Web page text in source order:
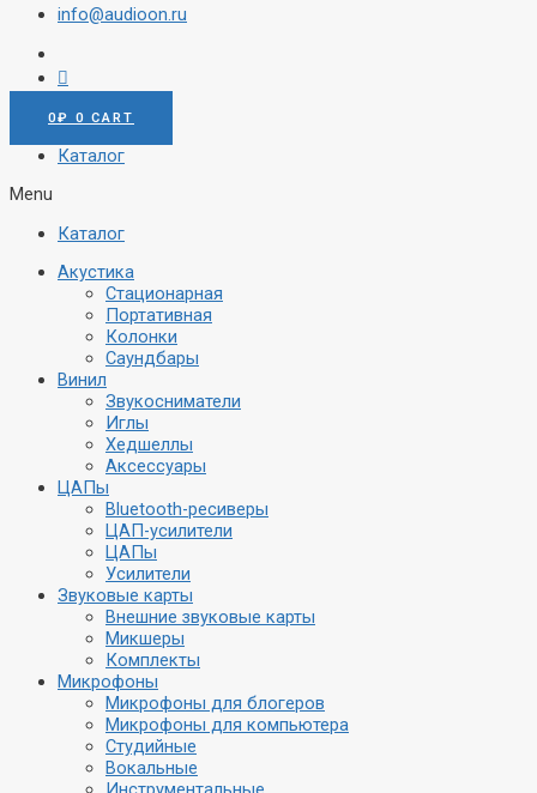
info@audioon.ru
0₽ 0 CART
Каталог
Menu
Каталог
Акустика
Стационарная
Портативная
Колонки
Саундбары
Винил
Звукосниматели
Иглы
Хедшеллы
Аксессуары
ЦАПы
Bluetooth-ресиверы
ЦАП-усилители
ЦАПы
Усилители
Звуковые карты
Внешние звуковые карты
Микшеры
Комплекты
Микрофоны
Микрофоны для блогеров
Микрофоны для компьютера
Студийные
Вокальные